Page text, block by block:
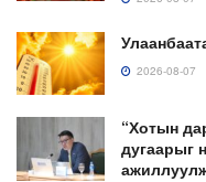
2026-08-07
“Хотын
дугаарыг